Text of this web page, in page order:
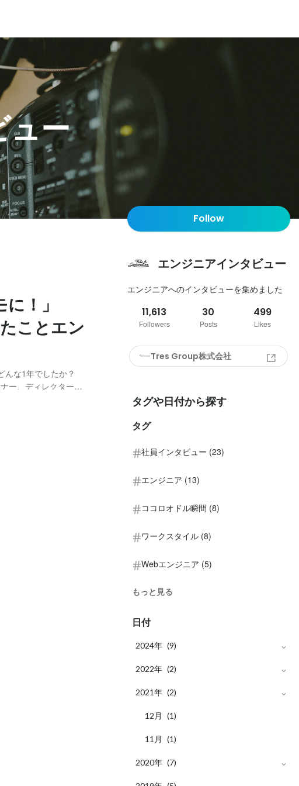
ュー
！」
ことエン
な1年でしたか？
ー、ディレクターな
Follow
エンジニアインタビュー
エンジニアへのインタビューを集めました
11,613
Followers
30
Posts
499
Likes
Tres Group株式会社
タグや日付から探す
タグ
社員インタビュー (23)
エンジニア (13)
ココロオドル瞬間 (8)
ワークスタイル (8)
Webエンジニア (5)
もっと見る
日付
2024年 (9)
7月 (1)
4月 (1)
3 月 (2)
2 月 (2)
1月 (3)
2022年 (2)
9月 (1)
8 月 (1)
2021年 (2)
12 月 (1)
11 月 (1)
2020年 (7)